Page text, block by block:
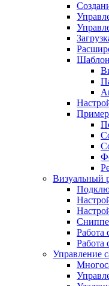
Визуальный
Работа
Работа
Управление